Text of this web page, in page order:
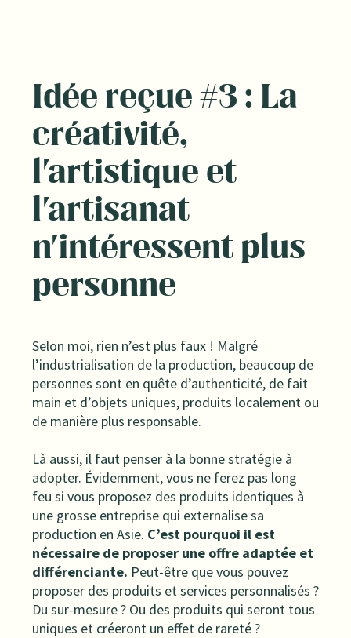
Idée reçue #3 : La
créativité,
l'artistique et
l'artisanat
n'intéressent plus
personne
Selon moi, rien n’est plus faux ! Malgré
l’industrialisation de la production, beaucoup de
personnes sont en quête d’authenticité, de fait
main et d’objets uniques, produits localement ou
de manière plus responsable.
Là aussi, il faut penser à la bonne stratégie à
adopter. Évidemment, vous ne ferez pas long
feu si vous proposez des produits identiques à
une grosse entreprise qui externalise sa
production en Asie. C’est pourquoi il est
nécessaire de proposer une offre adaptée et
différenciante. Peut-être que vous pouvez
proposer des produits et services personnalisés ?
Du sur-mesure ? Ou des produits qui seront tous
uniques et créeront un effet de rareté ?